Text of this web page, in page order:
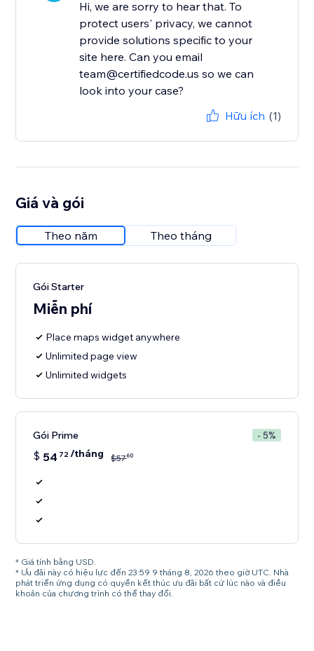
Hi, we are sorry to hear that. To
protect users' privacy, we cannot
provide solutions specific to your
site here. Can you email
team@certifiedcode.us so we can
look into your case?
Hữu ích (1)
Giá và gói
Theo năm Theo tháng
Gói Starter
Miễn phí
Place maps widget anywhere
Unlimited page view
Unlimited widgets
Gói Prime - 5%
$ 54 72/tháng $5760
* Giá tính bằng USD.
* Ưu đãi này có hiệu lực đến 23:59 9 tháng 8, 2026 theo giờ UTC. Nhà
phát triển ứng dụng có quyền kết thúc ưu đãi bất cứ lúc nào và điều
khoản của chương trình có thể thay đổi.